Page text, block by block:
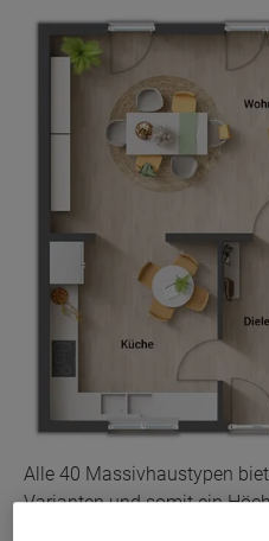
Alle 40 Massivhaustypen
Varianten und somit ein